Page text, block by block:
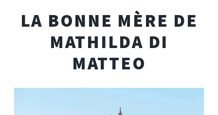
LA BONNE MÈRE DE
MATHILDA DI
MATTEO